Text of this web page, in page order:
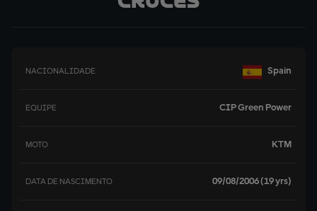
NACIONALIDADE Spain
EQUIPE CIP Green Power
MOTO KTM
DATA DE NASCIMENTO 09/08/2006 (19 yrs)